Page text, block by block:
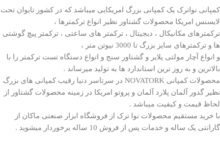
کمپانی نواترک یک کمپانی بزرگ امریکایی میباشد که در کشور تایوان تحت
لایسنس امریکا محصولات گشتاور نظیر انواع ترکمترها ،
ترکمترهای مکانیکال ، دیجیتال ، ترکمتر های ساعتی ، ترکمتر پیچ گوشتی
ها و ترکمترهای سایز بزرگ تا 3000 نیوتن متر ،
و انواع آچار مولتی پلایر و گشتاور سنج و انواع دستگاه تست ترکمتر را با
بالاترین و به روز ترین استاندارد ها به تولید میرساند .
محصولات کمپانی NOVATORK در سرتاسر دنیا رقیب کمپانی های بزرگ
نظیر گدور آلمان پلارد آلمان و پروتو امریکا در زمینه محصولات گشتاور از
لحاظ قیمت و کیفیت میباشد .
با خرید مستقیم محصولات نوا ترک از فروشگاه ابزار صنعتی ماکان از
گارانتی یک ساله و خدمات پس از فروش 10 ساله برخوردار میشوید .